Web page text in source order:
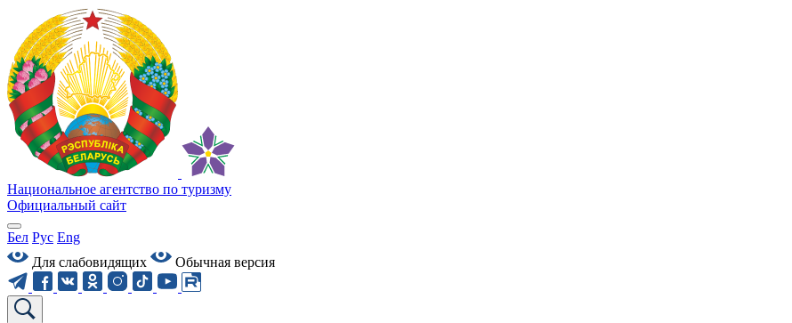
Национальное агентство по туризму
Официальный сайт
Бел Рус Eng
Для слабовидящих
Обычная версия